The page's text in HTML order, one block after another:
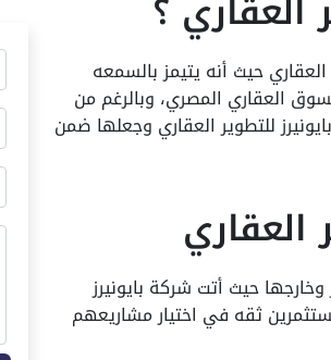
حيث أنه يتيمز بالسمعه
العقاري المصري، وبالرغم من
للتطوير العقاري وجعلها ضمن
حيث أتت شركة بايونيرز
ثقه في اختيار مشاريعهم